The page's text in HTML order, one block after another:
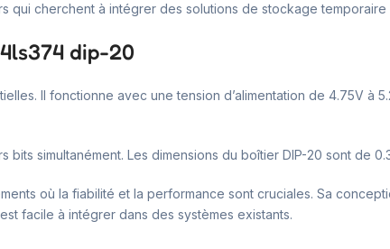
qui cherchent à intégrer des solutions de stockage
dip-20
Il fonctionne avec une tension d’alimentation de 4.75V à
simultanément. Les dimensions du boîtier DIP-20 sont de
où la fiabilité et la performance sont cruciales. Sa
facile à intégrer dans des systèmes existants.